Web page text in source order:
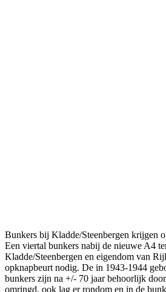
Bunkers bij Kladde/Steenbergen krijgen
Een viertal bunkers nabij de nieuwe A4
Kladde/Steenbergen en eigendom van
opknapbeurt nodig. De in 1943-1944
bunkers zijn na +/- 70 jaar behoorlijk
omringd, ook lag er rondom en in de